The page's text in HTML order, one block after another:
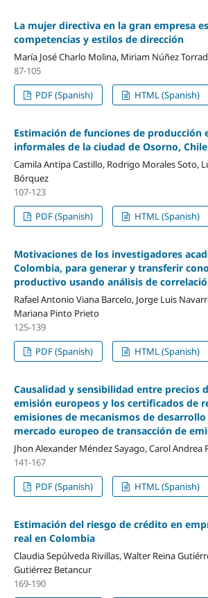
La mujer directiva en la gran empresa
competencias y estilos de dirección
María José Charlo Molina, Miriam Núñez
87-105
PDF (Spanish)
HTML (Spanish)
Estimación de funciones de producción
informales de la ciudad de Osorno, Chile
Camila Antipa Castillo, Rodrigo Morales Soto,
Bórquez
107-123
PDF (Spanish)
HTML (Spanish)
Motivaciones de los investigadores
Colombia, para generar y transferir
productivo usando análisis de
Rafael Antonio Viana Barcelo, Jorge Luis
Mariana Pinto Prieto
125-139
PDF (Spanish)
HTML (Spanish)
Causalidad y sensibilidad entre precios
emisión europeos y los certificados de
emisiones de mecanismos de
mercado europeo de transacción de
Jhon Alexander Méndez Sayago, Carol Andrea
141-167
PDF (Spanish)
HTML (Spanish)
Estimación del riesgo de crédito en
real en Colombia
Claudia Sepúlveda Rivillas, Walter Reina
Gutiérrez Betancur
169-190